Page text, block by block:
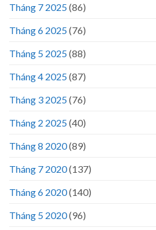
Tháng 7 2025(86)
Tháng 6 2025(76)
Tháng 5 2025(88)
Tháng 4 2025(87)
Tháng 3 2025(76)
Tháng 2 2025(40)
Tháng 8 2020(89)
Tháng 7 2020(137)
Tháng 6 2020(140)
Tháng 5 2020(96)